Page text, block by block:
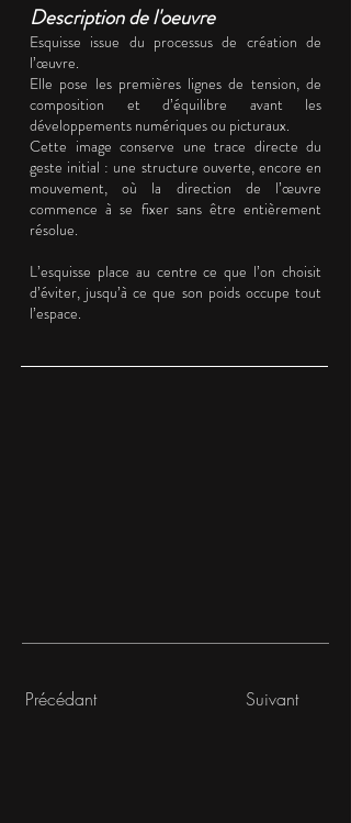
Description de l'oeuvre
Esquisse issue du processus de création de
l’œuvre.
Elle pose les premières lignes de tension, de
composition et d’équilibre avant les
développements numériques ou picturaux.
Cette image conserve une trace directe du
geste initial : une structure ouverte, encore en
mouvement, où la direction de l’œuvre
commence à se fixer sans être entièrement
résolue.
L’esquisse place au centre ce que l’on choisit
d’éviter, jusqu’à ce que son poids occupe tout
l’espace.
Précédant Suivant